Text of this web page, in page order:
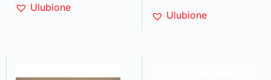
Ulubione
Ulubione